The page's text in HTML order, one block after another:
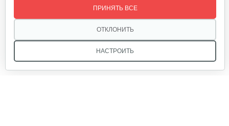
НАСТРОИТЬ
ОТКЛОНИТЬ
ПРИНЯТЬ ВСЕ